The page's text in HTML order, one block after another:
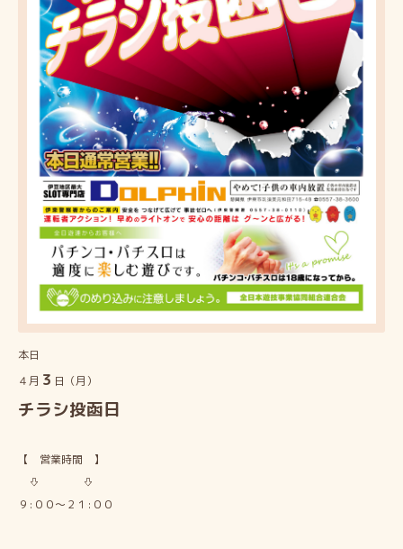
本日
４月 ３ 日（月）
チラシ投函日
【 営業時間 】
⇩ ⇩
９:００～２１:００